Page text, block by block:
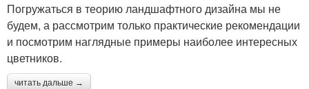
Погружаться в теорию ландшафтного дизайна мы не
будем, а рассмотрим только практические рекомендации
и посмотрим наглядные примеры наиболее интересных
цветников.
читать дальше →